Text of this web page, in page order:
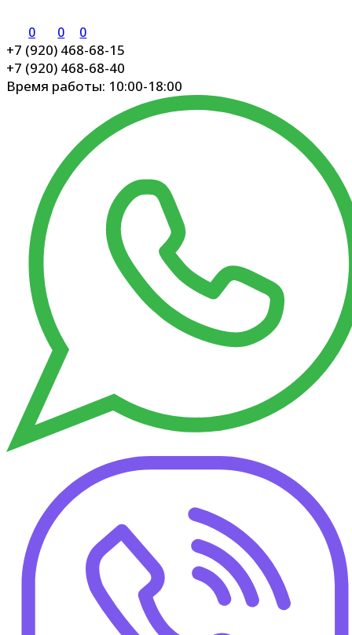
0 0 0
+7 (920) 468-68-15
+7 (920) 468-68-40
Время работы: 10:00-18:00